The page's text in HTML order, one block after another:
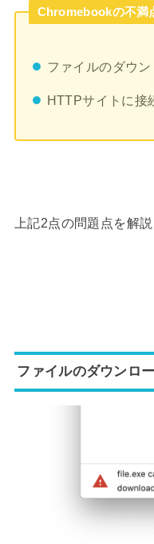
Chromebookの不満
ファイルのダウン
HTTPサイトに接
上記2点の問題点を解説
ファイルのダウンロ